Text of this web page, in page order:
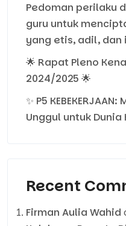
Pedoman perilaku
guru untuk
yang etis, adil, dan
🌟 Rapat Pleno
2024/2025 🌟
✨ P5
Unggul untuk Dunia
Recent
Firman Aulia Wahid